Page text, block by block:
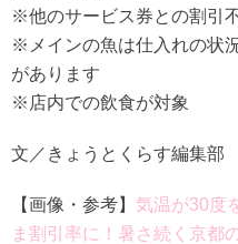
※他のサービス券との割引
※メインの魚は仕入れの状
があります
※店内での飲食が対象
文／きょうとくらす編集部
【画像・参考】 気温が30度
ま割引率に！暑さ続く京都